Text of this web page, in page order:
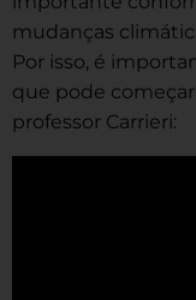
mudanças
Por isso, é
que pode
professor Carrieri: